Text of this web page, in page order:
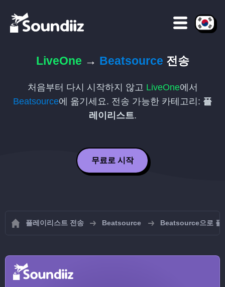
LiveOne → Beatsource 전송
처음부터 다시 시작하지 않고 LiveOne에서
Beatsource에 옮기세요. 전송 가능한 카테고리: 플
레이리스트.
무료로 시작
플레이리스트 전송 Beatsource Beatsource으로 플